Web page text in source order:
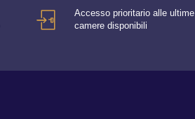
Accesso prioritario alle ultime
camere disponibili